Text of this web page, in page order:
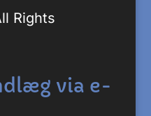
Rights
via e-